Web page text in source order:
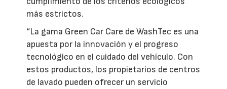
más estrictos.
“La gama Green Car Care de WashTec es una
apuesta por la innovación y el progreso
tecnológico en el cuidado del vehículo. Con
estos productos, los propietarios de centros
de lavado pueden ofrecer un servicio